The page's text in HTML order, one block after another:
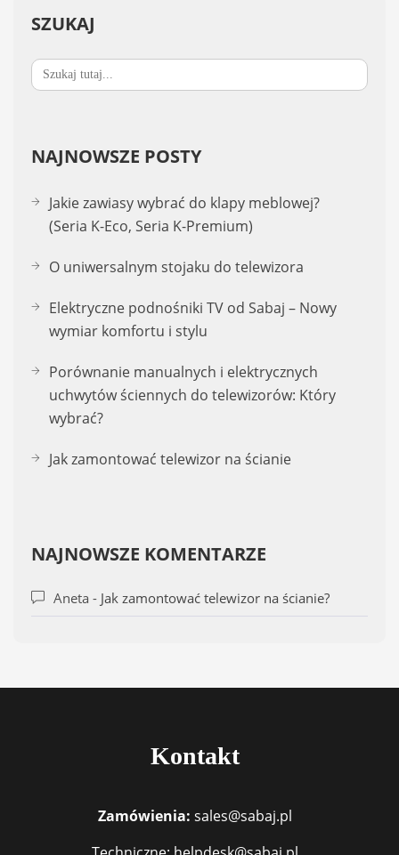
SZUKAJ
Search
for:
NAJNOWSZE POSTY
Jakie zawiasy wybrać do klapy meblowej?
(Seria K-Eco, Seria K-Premium)
O uniwersalnym stojaku do telewizora
Elektryczne podnośniki TV od Sabaj – Nowy
wymiar komfortu i stylu
Porównanie manualnych i elektrycznych
uchwytów ściennych do telewizorów: Który
wybrać?
Jak zamontować telewizor na ścianie
NAJNOWSZE KOMENTARZE
Aneta - Jak zamontować telewizor na ścianie?
Kontakt
Zamówienia: sales@sabaj.pl